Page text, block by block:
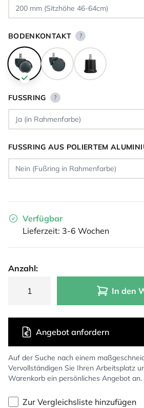
BODENKONTAKT ?
FUSSRING ?
FUSSRING AUS POLIERTEM
Verfügbar
Lieferzeit: 3-6 Wochen
Anzahl:
In den
Auf der Suche nach einem
Vervollständigen Sie Ihren Arbeitsplatz
Warenkorb ein persönliches Angebot an.
Angebot anfordern
Zur Vergleichsliste hinzufügen